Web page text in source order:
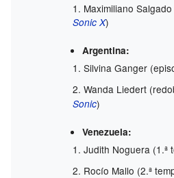
Maximiliano
Sonic X)
Argentina:
Silvina Ganger
Wanda Liedert
Sonic)
Venezuela:
Judith Noguera (1.ª
Rocío Mallo (2.ª